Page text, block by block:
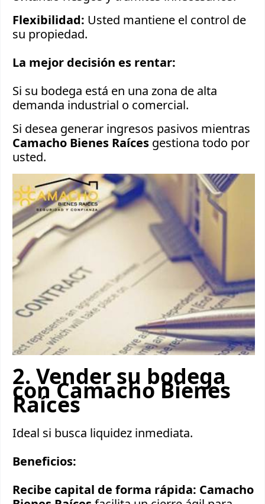
Flexibilidad: Usted mantiene el control de
su propiedad.
La mejor decisión es rentar:
Si su bodega está en una zona de alta
demanda industrial o comercial.
Si desea generar ingresos pasivos mientras
Camacho Bienes Raíces gestiona todo por
usted.
2. Vender su bodega
con Camacho Bienes
Raíces
Ideal si busca liquidez inmediata.
Beneficios:
Recibe capital de forma rápida: Camacho